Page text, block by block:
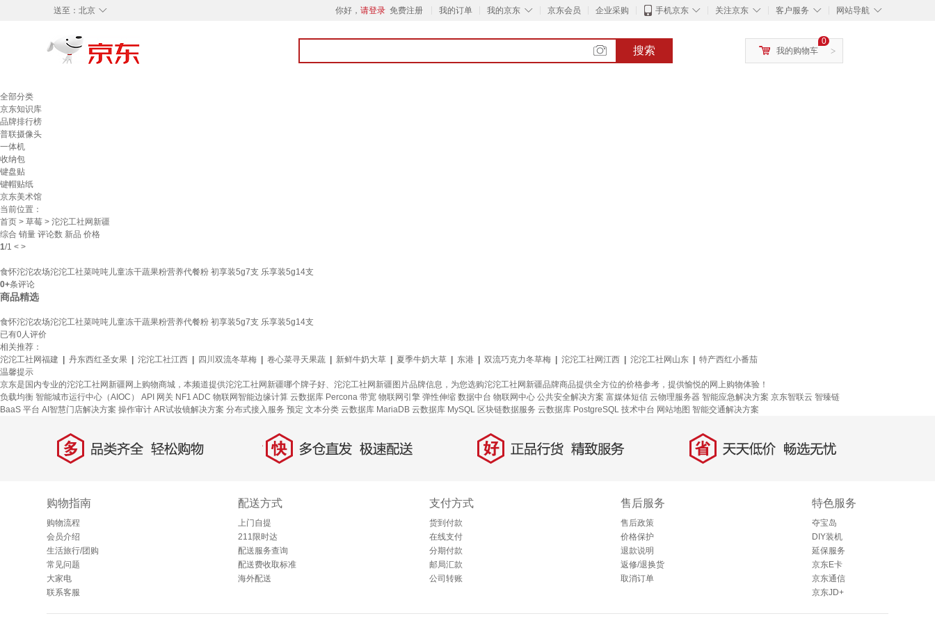
◇
送至： 北京 你好， 请登录 免费注册 我的订单 ◇
我的京东 京东会员 企业采购 ◇
手机京东 ◇
关注京东 ◇
客户服务 ◇
网站导航
搜索 >
0
我的购物车
全部分类
京东知识库
品牌排行榜
普联摄像头
一体机
收纳包
键盘贴
键帽贴纸
京东美术馆
当前位置：
首页 > 草莓 > 沱沱工社网新疆
综合 销量 评论数 新品 价格
1/1 < >
食怀沱沱农场沱沱工社菜吨吨儿童冻干蔬果粉营养代餐粉 初享装5g7支 乐享装5g14支
0+条评论
商品精选
食怀沱沱农场沱沱工社菜吨吨儿童冻干蔬果粉营养代餐粉 初享装5g7支 乐享装5g14支
已有0人评价
相关推荐：
沱沱工社网福建
丹东西红圣女果 沱沱工社江西 四川双流冬草梅 卷心菜寻天果蔬 新鲜牛奶大草 夏季牛奶大草 东港 双流巧克力冬草梅 沱沱工社网江西 沱沱工社网山东
特产西红小番茄
温馨提示
京东是国内专业的沱沱工社网新疆网上购物商城，本频道提供沱沱工社网新疆哪个牌子好、沱沱工社网新疆图片品牌信息，为您选购沱沱工社网新疆品牌商品提供全方位的价格参考，提供愉悦的网上购物体验！
负载均衡 智能城市运行中心（AIOC） API 网关 NF1 ADC 物联网智能边缘计算 云数据库 Percona 带宽 物联网引擎 弹性伸缩 数据中台 物联网中心 公共安全解决方案 富媒体短信 云物理服务器 智能应急解决方案 京东智联云 智臻链
BaaS 平台 AI智慧门店解决方案 操作审计 AR试妆镜解决方案 分布式接入服务 预定 文本分类 云数据库 MariaDB 云数据库 MySQL 区块链数据服务 云数据库 PostgreSQL 技术中台 网站地图 智能交通解决方案
多 品类齐全，轻松购物 快 多仓直发，极速配送 好 正品行货，精致服务 省 天天低价，畅选无忧
购物指南
购物流程
会员介绍
生活旅行/团购
常见问题
大家电
联系客服
配送方式
上门自提
211限时达
配送服务查询
配送费收取标准
海外配送
支付方式
货到付款
在线支付
分期付款
邮局汇款
公司转账
售后服务
售后政策
价格保护
退款说明
返修/退换货
取消订单
特色服务
夺宝岛
DIY装机
延保服务
京东E卡
京东通信
京东JD+